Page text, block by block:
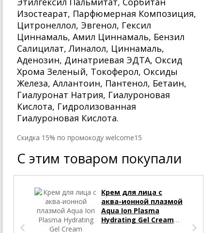
Изостеарат, Парфюмерная Композиция,
Цитронеллол, Эвгенол, Гексил
Циннамаль, Амил Циннамаль, Бензил
Салицилат, Линалол, Циннамаль,
Аденозин, Динатриевая ЭДТА, Оксид
Хрома Зеленый, Токоферол, Оксиды
Железа, Аллантоин, Пантенол, Бетаин,
Гиалуронат Натрия, Гиалуроновая
Кислота, Гидролизованная
Гиалуроновая Кислота.
Cкидка 15% по промокоду welcome15
С этим товаром покупали
Крем для лица с
аква-ионной плазмой
Aqua Ion Plasma
Hydrating Gel Cream